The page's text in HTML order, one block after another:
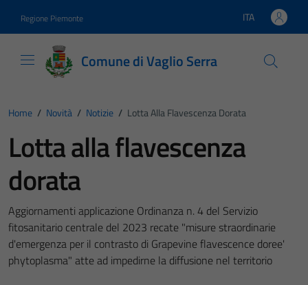
Regione Piemonte Lingua attiva:
ITA
Comune di Vaglio Serra
Home / Novità / Notizie / Lotta Alla Flavescenza Dorata
Lotta alla flavescenza
dorata
Aggiornamenti applicazione Ordinanza n. 4 del Servizio
fitosanitario centrale del 2023 recate "misure straordinarie
d'emergenza per il contrasto di Grapevine flavescence doree'
phytoplasma" atte ad impedirne la diffusione nel territorio